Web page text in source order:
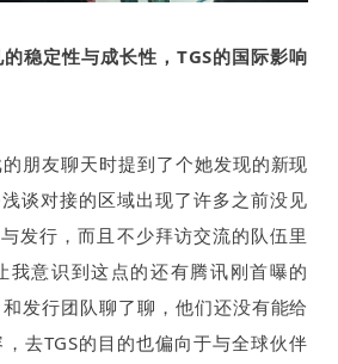
稳定性与成长性，TGS的国际影响
朋友聊天时提到了个她发现的新现
谈对接的区域出现了许多之前没见
发行，而且不少拜访交流的队伍里
我意识到这点的还有腾讯刚首曝的
和发行团队聊了聊，他们还没有能给
，去TGS的目的也偏向于与全球伙伴